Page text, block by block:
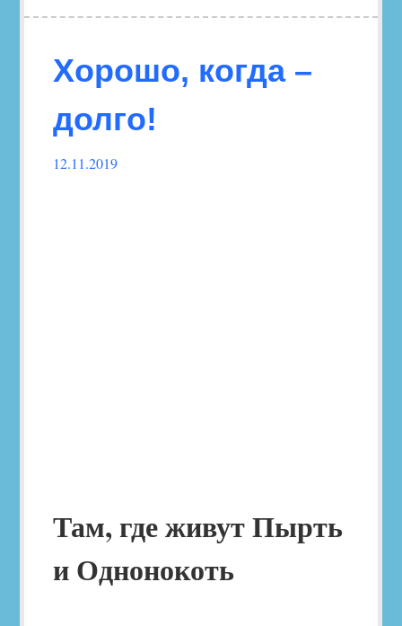
Хорошо, когда –
долго!
12.11.2019
Там, где живут Пырть
и Однонокоть